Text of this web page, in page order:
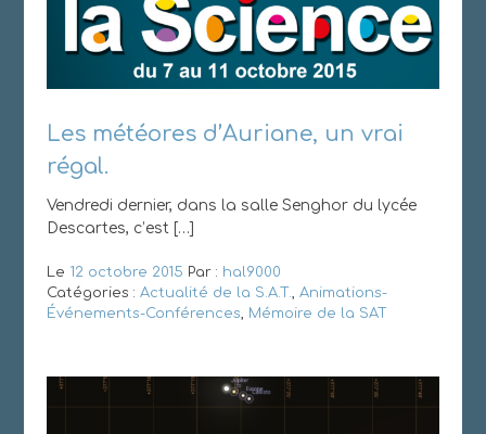
Les météores d’Auriane, un vrai
régal.
Vendredi dernier, dans la salle Senghor du lycée
Descartes, c’est […]
Le 12 octobre 2015 Par : hal9000
Catégories : Actualité de la S.A.T., Animations-
Événements-Conférences, Mémoire de la SAT